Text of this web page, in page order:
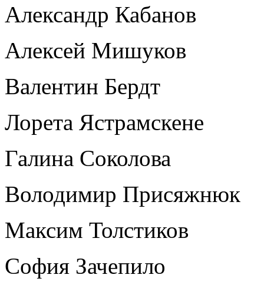
Александр Кабанов
Алексей Мишуков
Валентин Бердт
Лорета Ястрамскене
Галина Соколова
Володимир Присяжнюк
Максим Толстиков
София Зачепило